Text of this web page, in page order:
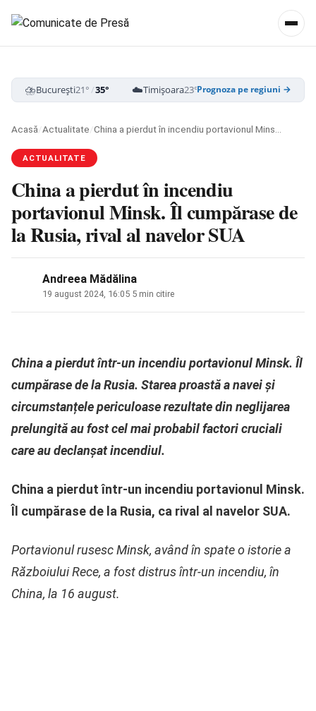
⛈️București21°/35° ☁️Timișoara23°/38° ⛈️Cluj-Napoca
Prognoza pe regiuni →
Acasă/Actualitate/
ACTUALITATE
China a pierdut în incendiu
portavionul Minsk. Îl cumpărase de
la Rusia, rival al navelor SUA
Andreea Mădălina
19 august 2024, 16:05 5 min citire
China a pierdut într-un incendiu portavionul Minsk. Îl
cumpărase de la Rusia. Starea proastă a navei și
circumstanțele periculoase rezultate din neglijarea
prelungită au fost cel mai probabil factori cruciali
care au declanșat incendiul.
China a pierdut într-un incendiu portavionul Minsk.
Îl cumpărase de la Rusia, ca rival al navelor SUA.
Portavionul rusesc Minsk, având în spate o istorie a
Războiului Rece, a fost distrus într-un incendiu, în
China, la 16 august.